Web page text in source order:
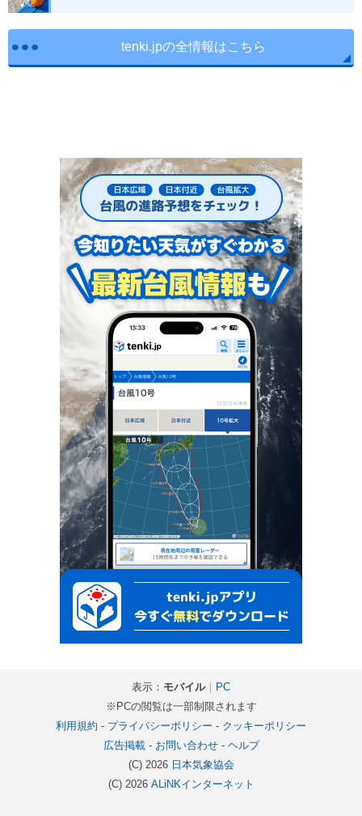
tenki.jpの全情報はこちら
表示： モバイル｜ PC
※PCの閲覧は一部制限されます
利用規約 - プライバシーポリシー - クッキーポリシー
広告掲載- お問い合わせ- ヘルプ
(C) 2026 日本気象協会
(C) 2026 ALiNKインターネット